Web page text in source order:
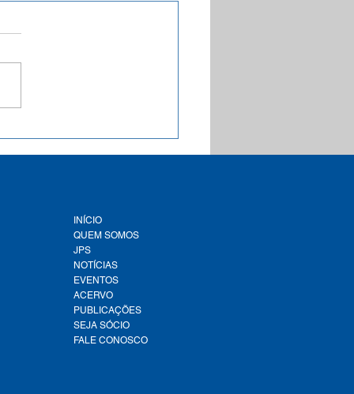
INÍCIO
QUEM SOMOS
JPS
NOTÍCIAS
EVENTOS
ACERVO
PUBLICAÇÕES
SEJA SÓCIO
FALE CONOSCO